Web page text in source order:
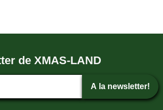
de XMAS-LAND
A la newsletter!